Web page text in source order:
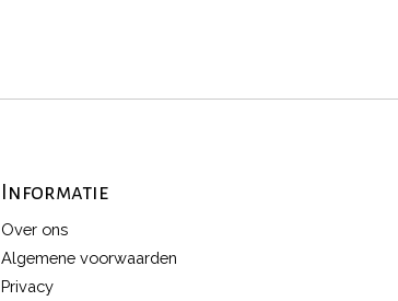
Informatie
Over ons
Algemene voorwaarden
Privacy